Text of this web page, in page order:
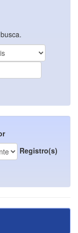
Registro(s)